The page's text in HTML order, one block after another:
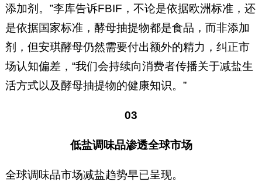
添加剂。”李库告诉FBIF，不论是依据欧洲标准，还
是依据国家标准，酵母抽提物都是食品，而非添加
剂，但安琪酵母仍然需要付出额外的精力，纠正市
场认知偏差，“我们会持续向消费者传播关于减盐生
活方式以及酵母抽提物的健康知识。”
03
低盐调味品渗透全球市场
全球调味品市场减盐趋势早已呈现。